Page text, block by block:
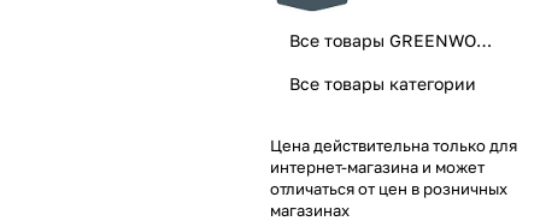
Все товары GREENWORKS
Все товары категории
Цена действительна только для
интернет-магазина и может
отличаться от цен в розничных
магазинах
% будут
с вашей карты